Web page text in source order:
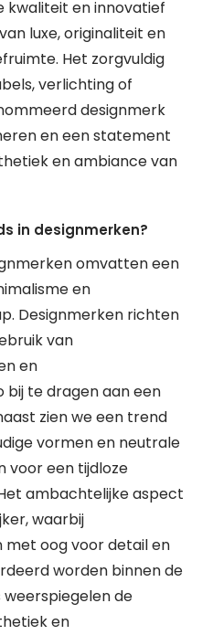
kwaliteit en innovatief
luxe, originaliteit en
Het zorgvuldig
verlichting of
designmerk
en een statement
en ambiance van
in designmerken?
omvatten een
en
Designmerken richten
van
en
te dragen aan een
zien we een trend
vormen en neutrale
voor een tijdloze
ambachtelijke aspect
waarbij
oog voor detail en
worden binnen de
de
en